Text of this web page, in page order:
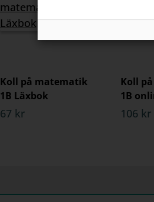
Koll på matematik
1B Läxbok
67 kr
Koll
1B
106 kr